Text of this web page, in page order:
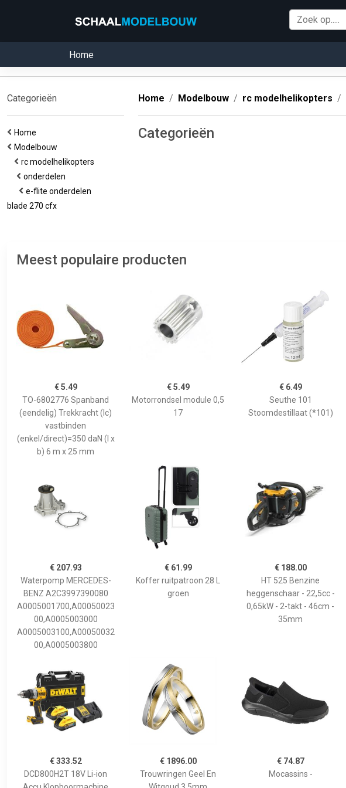
Home
Categorieën
Home
Modelbouw
rc modelhelikopters
onderdelen
e-flite onderdelen
blade 270 cfx
Home Modelbouw rc modelhelikopters
Categorieën
Meest populaire producten
€ 5.49
TO-6802776 Spanband
(eendelig) Trekkracht (lc)
vastbinden
(enkel/direct)=350 daN (l x
b) 6 m x 25 mm
€ 5.49
Motorrondsel module 0,5
17
€ 6.49
Seuthe 101
Stoomdestillaat (*101)
€ 207.93
Waterpomp MERCEDES-
BENZ A2C3997390080
A0005001700,A00050023
00,A0005003000
A0005003100,A00050032
00,A0005003800
€ 61.99
Koffer ruitpatroon 28 L
groen
€ 188.00
HT 525 Benzine
heggenschaar - 22,5cc -
0,65kW - 2-takt - 46cm -
35mm
€ 333.52
DCD800H2T 18V Li-ion
€ 1896.00
Trouwringen Geel En
€ 74.87
Mocassins -